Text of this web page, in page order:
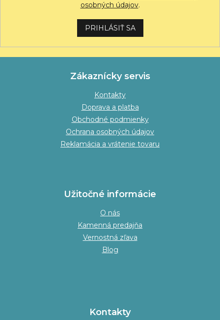
osobných údajov.
PRIHLÁSIŤ SA
Zákaznícky servis
Kontakty
Doprava a platba
Obchodné podmienky
Ochrana osobných údajov
Reklamácia a vrátenie tovaru
Užitočné informácie
O nás
Kamenná predajňa
Vernostná zľava
Blog
Kontakty